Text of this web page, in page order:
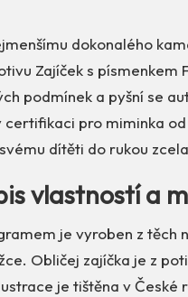
dokonalého
Zajíček s písmenkem
podmínek a pyšní se
certifikaci pro miminka
dítěti do rukou
vlastností a
je vyroben z těch
Obličej zajíčka je z
je tištěna v České